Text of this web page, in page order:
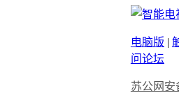
电脑版 |
问论坛
苏公网安